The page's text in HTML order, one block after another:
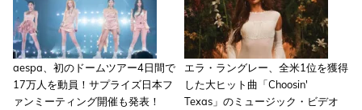
aespa、初のドームツアー4日間で
17万人を動員！サプライズ日本フ
ァンミーティング開催も発表！
エラ・ラングレー、全米1位を獲得
した大ヒット曲「Choosin'
Texas」のミュージック・ビデオ